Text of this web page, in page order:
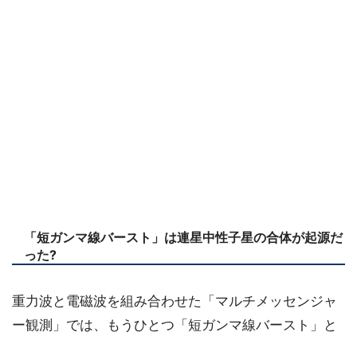
「短ガンマ線バースト」は連星中性子星の合体が起源だ
った?
重力波と電磁波を組み合わせた「マルチメッセンジャ
ー観測」では、もうひとつ「短ガンマ線バースト」と